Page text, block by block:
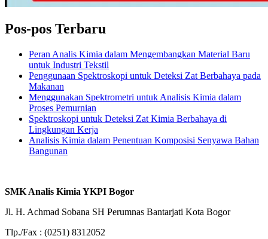
Pos-pos Terbaru
Peran Analis Kimia dalam Mengembangkan Material Baru
untuk Industri Tekstil
Penggunaan Spektroskopi untuk Deteksi Zat Berbahaya pada
Makanan
Menggunakan Spektrometri untuk Analisis Kimia dalam
Proses Pemurnian
Spektroskopi untuk Deteksi Zat Kimia Berbahaya di
Lingkungan Kerja
Analisis Kimia dalam Penentuan Komposisi Senyawa Bahan
Bangunan
SMK Analis Kimia YKPI Bogor
Jl. H. Achmad Sobana SH Perumnas Bantarjati Kota Bogor
Tlp./Fax : (0251) 8312052